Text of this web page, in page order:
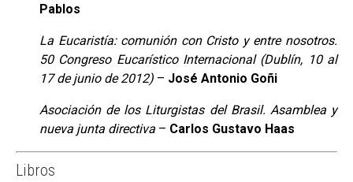
Pablos
La Eucaristía: comunión con Cristo y entre nosotros.
50 Congreso Eucarístico Internacional (Dublín, 10 al
17 de junio de 2012) – José Antonio Goñi
Asociación de los Liturgistas del Brasil. Asamblea y
nueva junta directiva – Carlos Gustavo Haas
Libros